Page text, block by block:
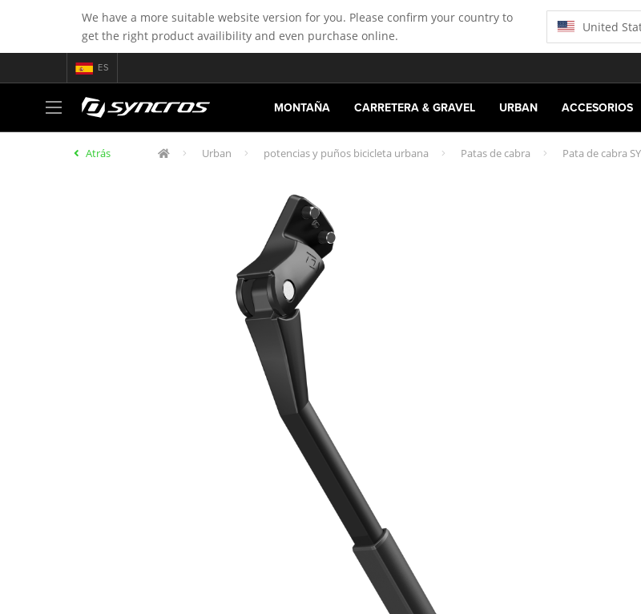
We have a more suitable website version for you. Please confirm your country to
get the right product availibility and even purchase online.
United
ES
MONTAÑA CARRETERA & GRAVEL URBAN ACCESORIOS
Atrás Urban potencias y puños bicicleta urbana Patas de cabra Pata de cabra